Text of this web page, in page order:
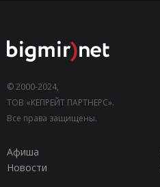
© 2000-2024,
ТОВ «КЕПРЕЙТ ПАРТНЕРС».
Все права защищены.
Афиша
Новости